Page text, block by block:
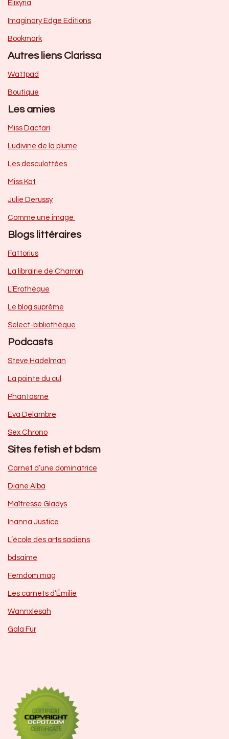
Elixyria
Imaginary Edge Editions
Bookmark
Autres liens Clarissa
Wattpad
Boutique
Les amies
Miss Dactari
Ludivine de la plume
Les desculottées
Miss Kat
Julie Derussy
Comme une image
Blogs littéraires
Fattorius
La librairie de Charron
L’Erothèque
Le blog suprême
Select-bibliothèque
Podcasts
Steve Hadelman
La pointe du cul
Phantasme
Eva Delambre
Sex Chrono
Sites fetish et bdsm
Carnet d’une dominatrice
Diane Alba
Maîtresse Gladys
Inanna Justice
L’école des arts sadiens
bdsaime
Femdom mag
Les carnets d’Émilie
Wannxlesah
Gala Fur